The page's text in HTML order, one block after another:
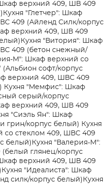
верхний 409, ШВ 409
Кухня "Глетчер": Шкаф
409 (Айленд Силк/корпус
верхний 409, ШВ 409
Кухня "Витория": Шкаф
409 (бетон снежный/
М": Шкаф верхний со
софт/корпус
верхний 409, ШВС 409
Кухня "Мемфис": Шкаф
серый/корпус
верхний 409, ШВ 409
"Сиэль Ян": Шкаф
грин/корпус белый) Кухня
со стеклом 409, ШВС 409
белый) Кухня "Валерия-М":
глянец/корпус
верхний 409, ШВ 409
Кухня "Идеалиста": Шкаф
силк/корпус белый) Кухня